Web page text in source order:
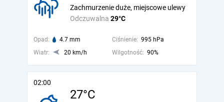
Odczuwalna 29°C
Zachmurzenie duże, miejscowe ulewy
Opad: 4.7 mm Ciśnienie: 995 hPa
Wiatr:
20 km/h Wilgotność: 90%
02:00
27°C